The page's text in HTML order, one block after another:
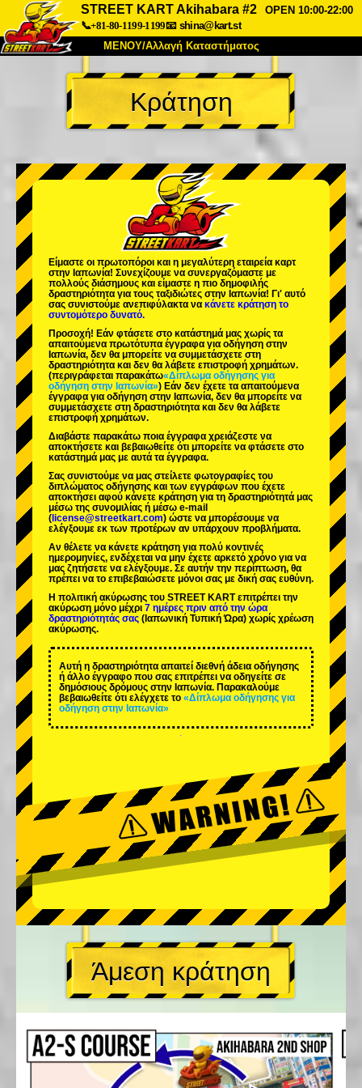
STREET KART Akihabara #2
OPEN 10:00-22:00
📞+81-80-1199-1199📧 shina@kart.st
ΜΕΝΟΥ/Αλλαγή Καταστήματος
ΚΥΡΙΩΣ
Σχετικά Προδιαγραφές Τιμές
Εταιρεία Κράτηση
Αλλαγή Καταστήματος
Τόκιο Σινάγαουα #1 Τόκιο Ακίχαμπαρα #1
Τόκιο Ακίχαμπαρα #2
Τόκιο Σιμπούγια Annex Τόκιο Κόλπος
Τόκιο Ασακούσα Οσάκα
Κράτηση
Είμαστε οι πρωτοπόροι και η μεγαλύτερη εταιρεία καρτ
στην Ιαπωνία! Συνεχίζουμε να συνεργαζόμαστε με
πολλούς διάσημους και είμαστε η πιο δημοφιλής
δραστηριότητα για τους ταξιδιώτες στην Ιαπωνία! Γι' αυτό
σας συνιστούμε ανεπιφύλακτα να κάνετε κράτηση το
συντομότερο δυνατό.
Προσοχή! Εάν φτάσετε στο κατάστημά μας χωρίς τα
απαιτούμενα πρωτότυπα έγγραφα για οδήγηση στην
Ιαπωνία, δεν θα μπορείτε να συμμετάσχετε στη
δραστηριότητα και δεν θα λάβετε επιστροφή χρημάτων.
(περιγράφεται παρακάτω«Δίπλωμα οδήγησης για
οδήγηση στην Ιαπωνία») Εάν δεν έχετε τα απαιτούμενα
έγγραφα για οδήγηση στην Ιαπωνία, δεν θα μπορείτε να
συμμετάσχετε στη δραστηριότητα και δεν θα λάβετε
επιστροφή χρημάτων.
Διαβάστε παρακάτω ποια έγγραφα χρειάζεστε να
αποκτήσετε και βεβαιωθείτε ότι μπορείτε να φτάσετε στο
κατάστημά μας με αυτά τα έγγραφα.
Σας συνιστούμε να μας στείλετε φωτογραφίες του
διπλώματος οδήγησης και των εγγράφων που έχετε
αποκτήσει αφού κάνετε κράτηση για τη δραστηριότητά μας
μέσω της συνομιλίας ή μέσω e-mail
( license@streetkart.com) ώστε να μπορέσουμε να
ελέγξουμε εκ των προτέρων αν υπάρχουν προβλήματα.
Αν θέλετε να κάνετε κράτηση για πολύ κοντινές
ημερομηνίες, ενδέχεται να μην έχετε αρκετό χρόνο για να
μας ζητήσετε να ελέγξουμε. Σε αυτήν την περίπτωση, θα
πρέπει να το επιβεβαιώσετε μόνοι σας με δική σας ευθύνη.
Η πολιτική ακύρωσης του STREET KART επιτρέπει την
ακύρωση μόνο μέχρι 7 ημέρες πριν από την ώρα
δραστηριότητάς σας (Ιαπωνική Τυπική Ώρα) χωρίς χρέωση
ακύρωσης.
Αυτή η δραστηριότητα απαιτεί διεθνή άδεια οδήγησης
ή άλλο έγγραφο που σας επιτρέπει να οδηγείτε σε
δημόσιους δρόμους στην Ιαπωνία. Παρακαλούμε
βεβαιωθείτε ότι ελέγχετε το «Δίπλωμα οδήγησης για
οδήγηση στην Ιαπωνία»
Άμεση κράτηση